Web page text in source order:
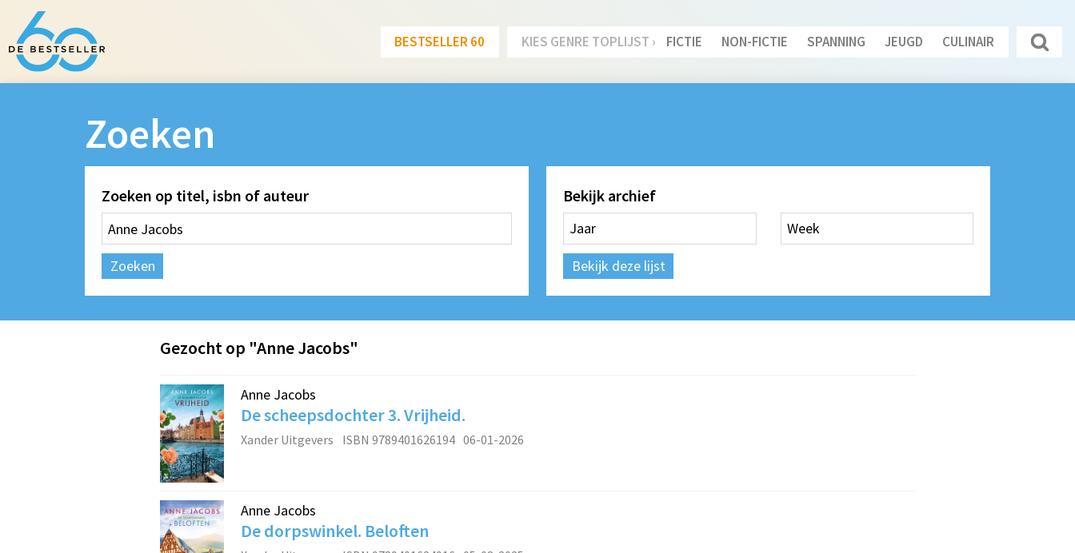
BESTSELLER 60 KIES GENRE TOPLIJST › FICTIE NON-FICTIE SPANNING JEUGD CULINAIR
Zoeken
Zoeken op titel, isbn of auteur
Zoeken
Bekijk archief
Bekijk deze lijst
Gezocht op "Anne Jacobs"
Anne Jacobs
De scheepsdochter 3. Vrijheid.
Xander Uitgevers ISBN 9789401626194 06-01-2026
Anne Jacobs
De dorpswinkel. Beloften